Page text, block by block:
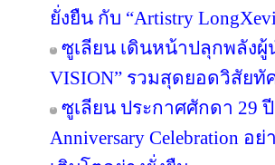
ยั่งยืน กับ “Artistry
ซูเลียน เดินหน้าปลุกพลังผู้
VISION” รวมสุดยอดวิสัย
ซูเลียน ประกาศศักดา 29
Anniversary Celebration